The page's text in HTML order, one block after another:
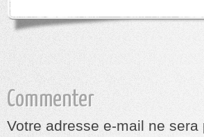
Commenter
Votre adresse e-mail ne sera